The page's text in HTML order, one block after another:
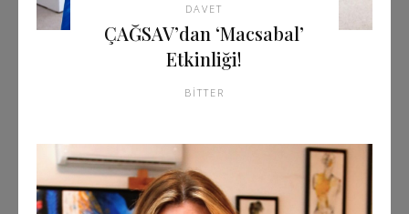
DAVET
ÇAĞSAV’dan ‘Macsabal’
Etkinliği!
BITTER